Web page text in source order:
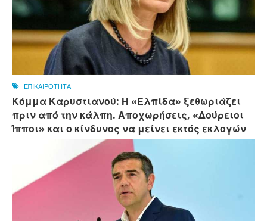
ΕΠΙΚΑΙΡΟΤΗΤΑ
Κόμμα Καρυστιανού: Η «Ελπίδα» ξεθωριάζει
πριν από την κάλπη. Αποχωρήσεις, «Δούρειοι
Ίπποι» και ο κίνδυνος να μείνει εκτός εκλογών